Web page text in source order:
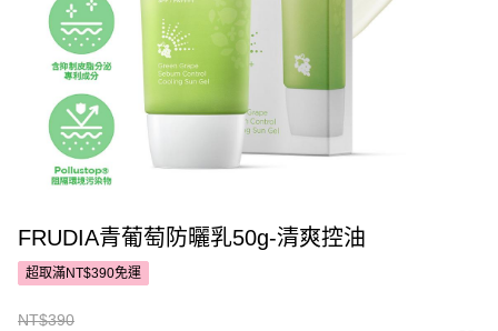
FRUDIA青葡萄防曬乳50g-清爽控油
超取滿NT$390免運
NT$390